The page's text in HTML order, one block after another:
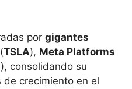
por gigantes
(TSLA), Meta Platforms
), consolidando su
de crecimiento en el